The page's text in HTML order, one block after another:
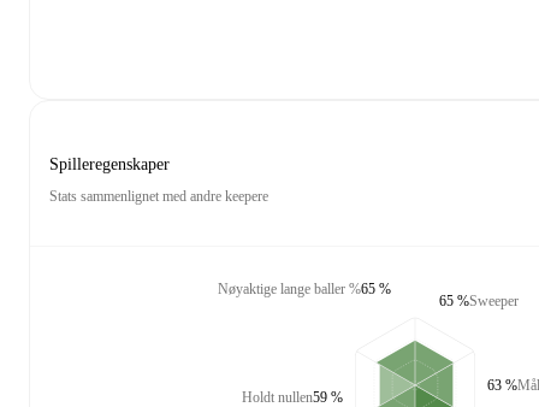
Spilleregenskaper
Stats sammenlignet med andre keepere
Nøyaktige lange baller %65 %
Holdt nullen59 %
Sweeper
65 %
63 %